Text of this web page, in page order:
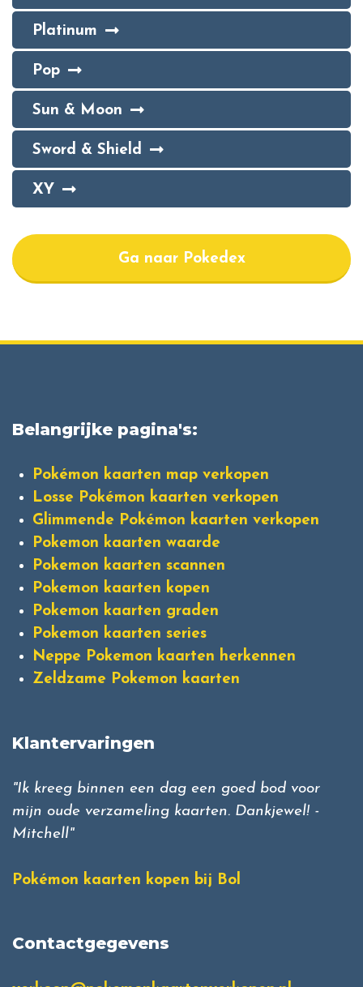
Platinum
Pop
Sun & Moon
Sword & Shield
XY
Ga naar Pokedex
Belangrijke pagina's:
Pokémon kaarten map verkopen
Losse Pokémon kaarten verkopen
Glimmende Pokémon kaarten verkopen
Pokemon kaarten waarde
Pokemon kaarten scannen
Pokemon kaarten kopen
Pokemon kaarten graden
Pokemon kaarten series
Neppe Pokemon kaarten herkennen
Zeldzame Pokemon kaarten
Klantervaringen
"Ik kreeg binnen een dag een goed bod voor
mijn oude verzameling kaarten. Dankjewel! -
Mitchell"
Pokémon kaarten kopen bij Bol
Contactgegevens